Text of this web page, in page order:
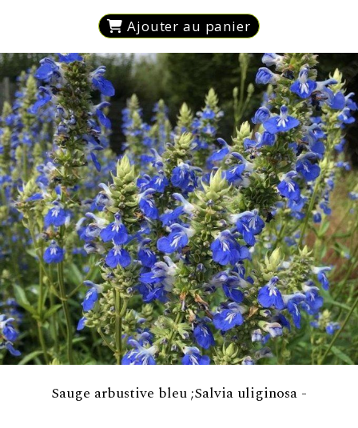
Ajouter au panier
Sauge arbustive bleu ;Salvia uliginosa -